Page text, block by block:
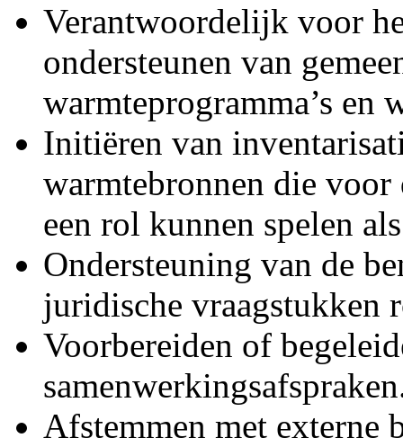
Verantwoordelijk voor
ondersteunen van
warmteprogramma’s
Initiëren van
warmtebronnen die voor
een rol kunnen spelen
Ondersteuning van de
juridische vraagstukken
Voorbereiden of
Afstemmen met externe